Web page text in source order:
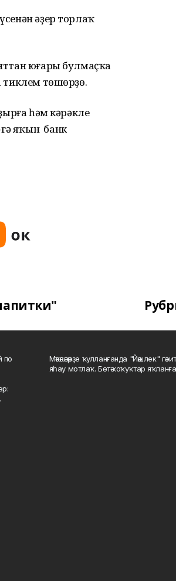
әҙер торлаҡ
юғары булмаҫҡа
тиклем төшөрҙө.
һәм кәрәкле
яҡын банк
по
Мәҡәләләрҙе ҡулланғанда "Йәшлек"
яһау мотлаҡ. Бөтә хоҡуҡтар